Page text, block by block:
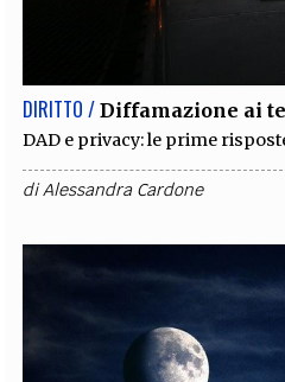
DIRITTO / Diffamazione ai
DAD e privacy: le prime
diAlessandra Cardone